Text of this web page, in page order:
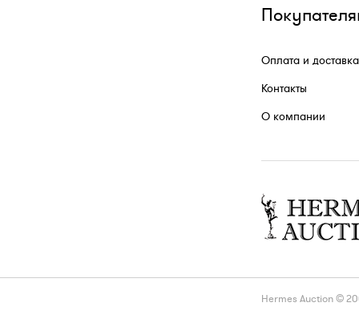
Оплата и доставка
Контакты
О компании
Hermes Auction ©